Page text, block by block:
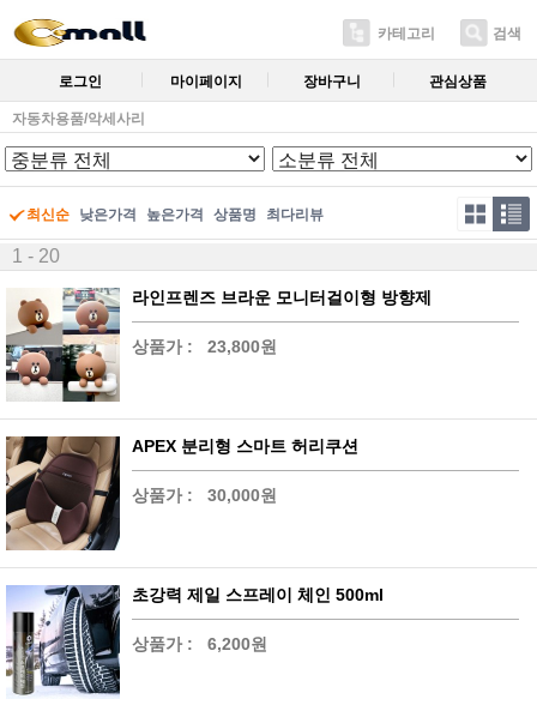
카테고리 검색
로그인 마이페이지 장바구니 관심상품
자동차용품/악세사리
최신순 낮은가격 높은가격 상품명 최다리뷰
1 - 20
라인프렌즈 브라운 모니터걸이형 방향제
상품가 : 23,800원
APEX 분리형 스마트 허리쿠션
상품가 : 30,000원
초강력 제일 스프레이 체인 500ml
상품가 : 6,200원